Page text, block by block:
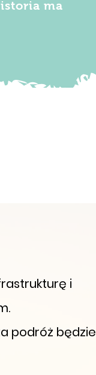
ma
i
podróż będzie